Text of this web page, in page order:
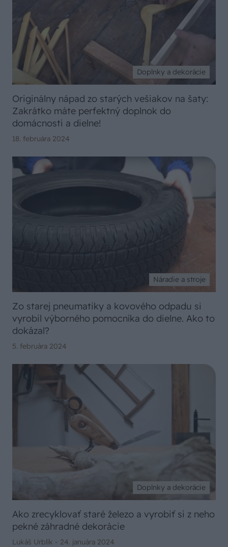
Doplnky a dekorácie
Originálny nápad zo starých vešiakov na šaty:
Zakrátko máte perfektný doplnok do
domácnosti a dielne!
18. februára 2024
Náradie a stroje
Zo starej pneumatiky a kovového odpadu si
vyrobil výborného pomocníka do dielne. Ako to
dokázal?
5. februára 2024
Doplnky a dekorácie
Ako zrecyklovať staré železo a vyrobiť si z neho
pekné záhradné dekorácie
Lukáš Urblík - 24. januára 2024